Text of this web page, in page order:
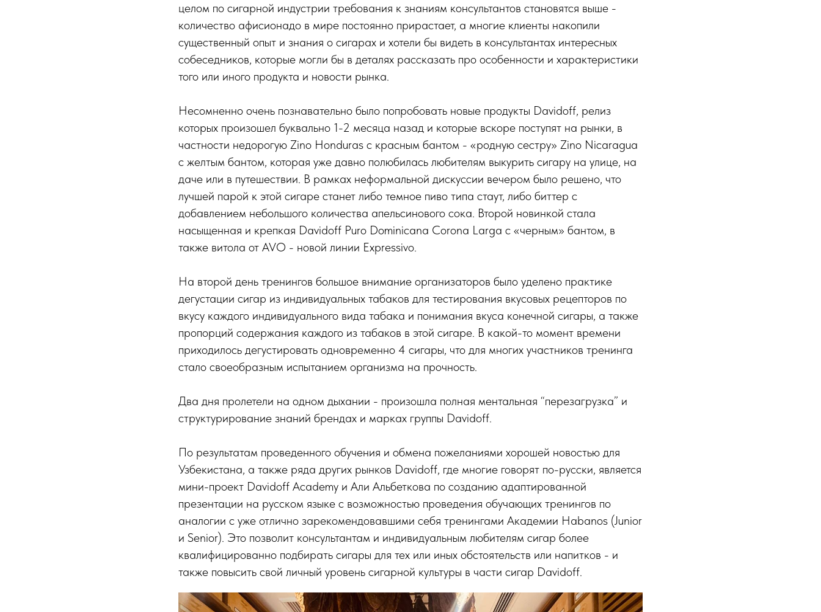
целом по сигарной индустрии требования к знаниям консультантов становятся выше -
количество афисионадо в мире постоянно прирастает, а многие клиенты накопили
существенный опыт и знания о сигарах и хотели бы видеть в консультантах интересных
собеседников, которые могли бы в деталях рассказать про особенности и характеристики
того или иного продукта и новости рынка.
Несомненно очень познавательно было попробовать новые продукты Davidoff, релиз
которых произошел буквально 1-2 месяца назад и которые вскоре поступят на рынки, в
частности недорогую Zino Honduras с красным бантом - «родную сестру» Zino Nicaragua
с желтым бантом, которая уже давно полюбилась любителям выкурить сигару на улице, на
даче или в путешествии. В рамках неформальной дискуссии вечером было решено, что
лучшей парой к этой сигаре станет либо темное пиво типа стаут, либо биттер с
добавлением небольшого количества апельсинового сока. Второй новинкой стала
насыщенная и крепкая Davidoff Puro Dominicana Corona Larga c «черным» бантом, в
также витола от AVO - новой линии Expressivo.
На второй день тренингов большое внимание организаторов было уделено практике
дегустации сигар из индивидуальных табаков для тестирования вкусовых рецепторов по
вкусу каждого индивидуального вида табака и понимания вкуса конечной сигары, а также
пропорций содержания каждого из табаков в этой сигаре. В какой-то момент времени
приходилось дегустировать одновременно 4 сигары, что для многих участников тренинга
стало своеобразным испытанием организма на прочность.
Два дня пролетели на одном дыхании - произошла полная ментальная “перезагрузка” и
структурирование знаний брендах и марках группы Davidoff.
По результатам проведенного обучения и обмена пожеланиями хорошей новостью для
Узбекистана, а также ряда других рынков Davidoff, где многие говорят по-русски, является
мини-проект Davidoff Academy и Али Альбеткова по созданию адаптированной
презентации на русском языке с возможностью проведения обучающих тренингов по
аналогии с уже отлично зарекомендовавшими себя тренингами Академии Habanos (Junior
и Senior). Это позволит консультантам и индивидуальным любителям сигар более
квалифицированно подбирать сигары для тех или иных обстоятельств или напитков - и
также повысить свой личный уровень сигарной культуры в части сигар Davidoff.